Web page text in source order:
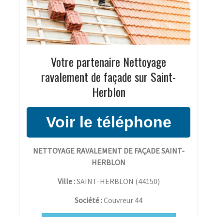
Votre partenaire Nettoyage
ravalement de façade sur Saint-
Herblon
NETTOYAGE RAVALEMENT DE FAÇADE SAINT-
HERBLON
Ville :SAINT-HERBLON (44150)
Société :Couvreur 44